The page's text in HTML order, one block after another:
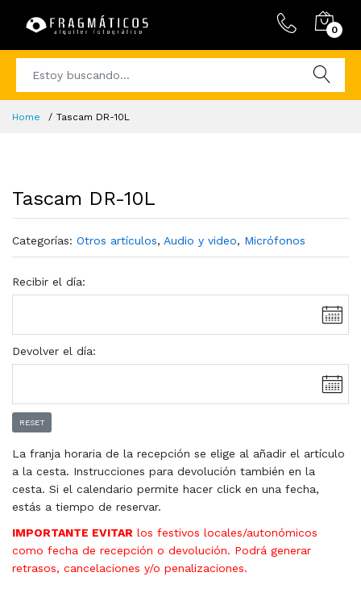
0
Home Tascam DR-10L
Tascam DR-10L
Categorías: Otros artículos, Audio y video, Micrófonos
Recibir el día:
Devolver el día:
RESET
La franja horaria de la recepción se elige al añadir el artículo
a la cesta. Instrucciones para devolución también en la
cesta. Si el calendario permite hacer click en una fecha,
estás a tiempo de reservar.
IMPORTANTE EVITAR los festivos locales/autonómicos
como fecha de recepción o devolución. Podrá generar
retrasos, cancelaciones y/o penalizaciones.